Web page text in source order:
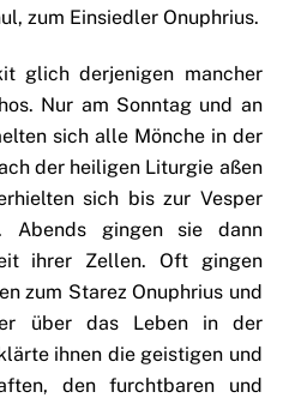
zum Einsiedler Onuphrius.
glich derjenigen mancher
Nur am Sonntag und an
sich alle Mönche in der
der heiligen Liturgie aßen
sich bis zur Vesper
Abends gingen sie dann
ihrer Zellen. Oft gingen
zum Starez Onuphrius und
über das Leben in der
ihnen die geistigen und
den furchtbaren und